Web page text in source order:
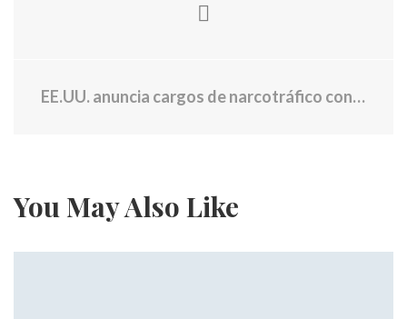
EE.UU. anuncia cargos de narcotráfico contra 30 personas, entre ellas presuntos líderes del Tren de Aragua
You May Also Like